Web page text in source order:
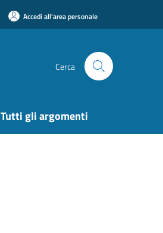
Accedi all'area personale
Cerca
Tutti gli argomenti